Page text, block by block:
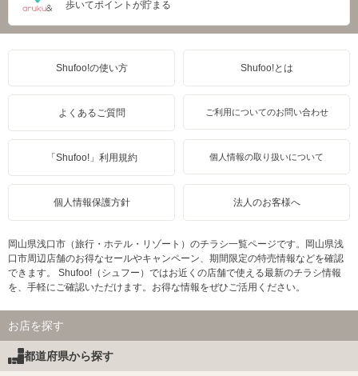
歩いてポイントが貯まる
Shufoo!の使い方 Shufoo!とは
よくあるご質問 ご利用についてのお問い合わせ
「Shufoo!」利用規約 個人情報の取り扱いについて
個人情報保護方針 法人のお客様へ
岡山県浅口市（旅行・ホテル・リゾート）のチラシ一覧ページです。岡山県浅
口市周辺店舗のお得なセールやキャンペーン、期間限定の特売情報などを確認
できます。 Shufoo!（シュフー）ではお近くの店舗で使える最新のチラシ情報
を、手軽にご確認いただけます。お得な情報をぜひご活用ください。
お店を探す
都道府県から探す